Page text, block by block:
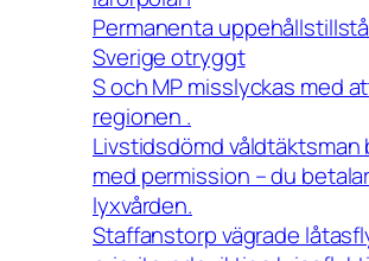
Permanenta
Sverige otryggt
S och MP misslyckas med
regionen .
Livstidsdömd våldtäktsman
med permission – du
lyxvården.
Staffanstorp vägrade